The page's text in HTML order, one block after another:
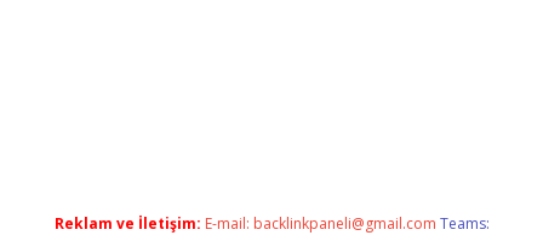
Reklam ve İletişim: E-mail: backlinkpaneli@gmail.com Teams: